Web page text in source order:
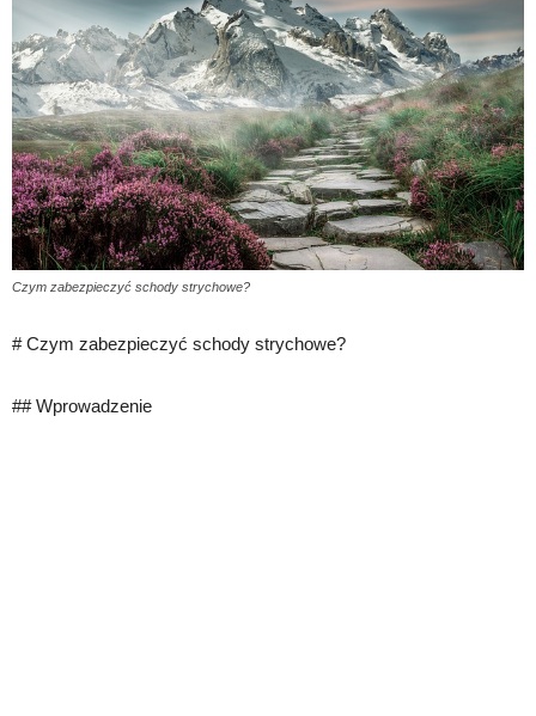
Czym zabezpieczyć schody strychowe?
# Czym zabezpieczyć schody strychowe?
## Wprowadzenie